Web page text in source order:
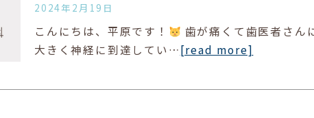
2024年2月19日
こんにちは、平原です！
歯が痛くて歯医者さん
大きく神経に到達してい…[read more]